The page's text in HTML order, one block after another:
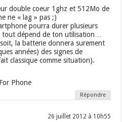
double coeur 1ghz et 512Mo de
ne « lag » pas ;)
pourra durer plusieurs
tout dépend de ton utilisation…
la batterie donnera surement
années) des signes de
classique comme situation).
Phone
Répondre
26 juillet 2012 à 10h55